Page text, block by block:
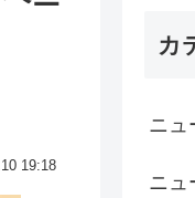
、国会で追及へ 8月中
ルデン帯でテレ東がフ
19:18
カ
ニュ
ニュ